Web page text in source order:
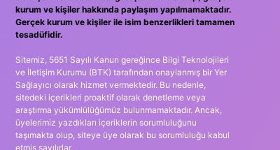
kurum ve kişiler hakkında paylaşım yapılmamaktadır.
Gerçek kurum ve kişiler ile isim benzerlikleri tamamen
tesadüfidir.
Sitemiz, 5651 Sayılı Kanun gereğince Bilgi Teknolojileri
ve İletişim Kurumu (BTK) tarafından onaylanmış bir Yer
Sağlayıcı olarak hizmet vermektedir. Bu nedenle,
sitedeki içerikleri proaktif olarak denetleme veya
araştırma yükümlülüğümüz bulunmamaktadır. Ancak,
üyelerimiz yazdıkları içeriklerin sorumluluğunu
taşımakta olup, siteye üye olarak bu sorumluluğu kabul
etmiş sayılırlar.